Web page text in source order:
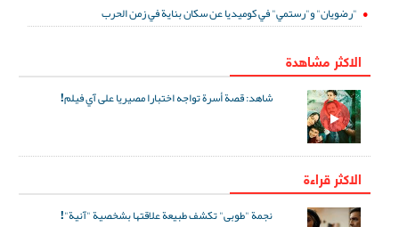
"رضويان" و"رستمي" في كوميديا عن سكان بناية في زمن الحرب
الاكثر مشاهدة
شاهد: قصة أسرة تواجه اختبارا مصيريا على آي فيلم!
الاكثر قراءة
نجمة "طوبى" تكشف طبيعة علاقتها بشخصية "آنية"!